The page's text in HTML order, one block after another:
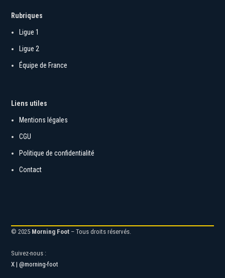
Rubriques
Ligue 1
Ligue 2
Équipe de France
Mentions légales
Politique de confidentialité
Morning Foot
X | @morning-foot